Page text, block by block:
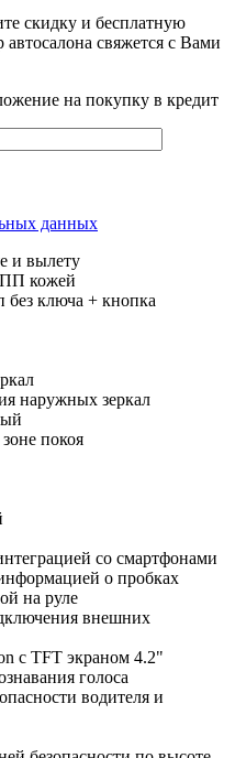
скидку и бесплатную
свяжется с Вами
на покупку в кредит
данных
и вылету
кожей
без ключа + кнопка
наружных зеркал
покоя
со смартфонами
о пробках
на руле
внешних
с TFT экраном 4.2"
голоса
водителя и